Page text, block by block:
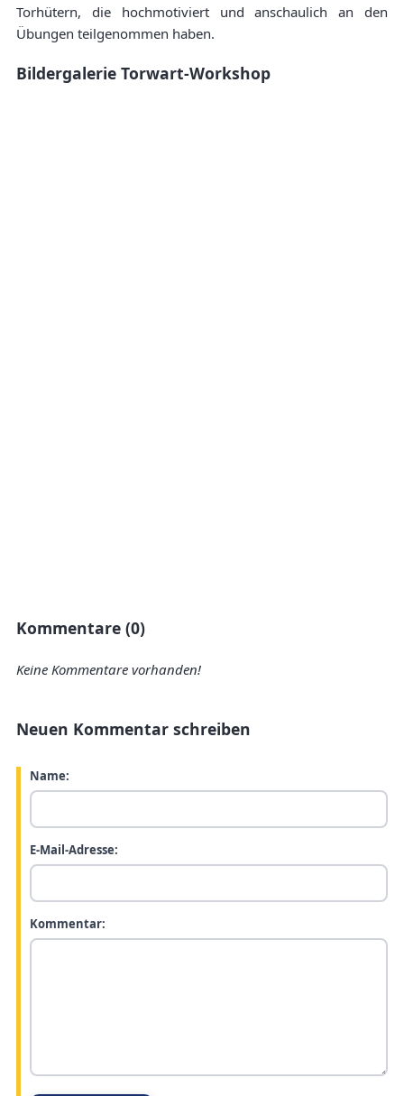
Torhütern, die hochmotiviert und anschaulich an den
Übungen teilgenommen haben.
Bildergalerie Torwart-Workshop
Kommentare (0)
Keine Kommentare vorhanden!
Neuen Kommentar schreiben
Name:
E-Mail-Adresse:
Kommentar: